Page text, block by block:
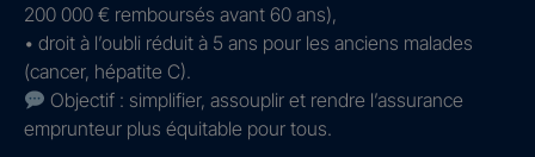
200 000 € remboursés avant 60 ans),
• droit à l’oubli réduit à 5 ans pour les anciens malades
(cancer, hépatite C).
Objectif : simplifier, assouplir et rendre l’assurance
emprunteur plus équitable pour tous.